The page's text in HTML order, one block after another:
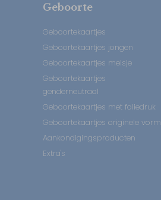
Geboorte
Geboortekaartjes
Geboortekaartjes jongen
Geboortekaartjes meisje
Geboortekaartjes
genderneutraal
Geboortekaartjes met foliedruk
Geboortekaartjes originele vorm
Aankondigingsproducten
Extra's